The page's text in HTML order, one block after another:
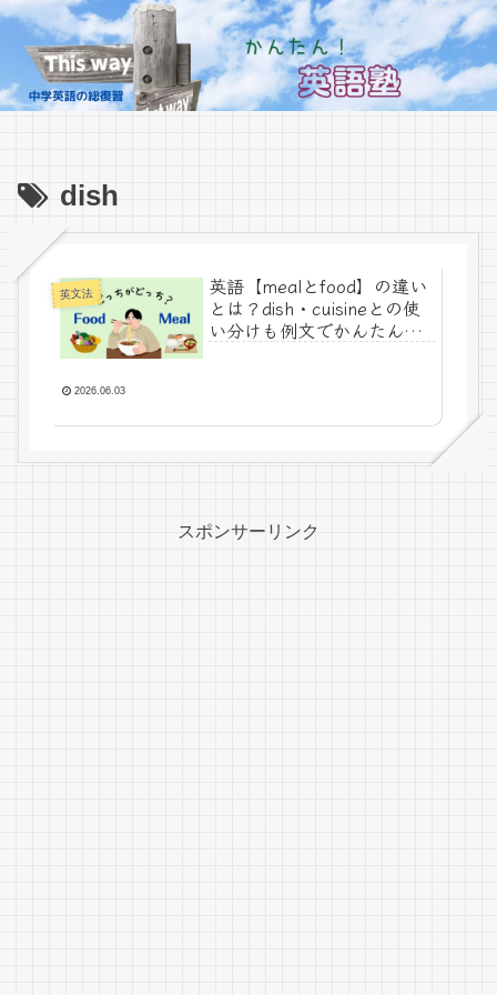
dish
英文法
英語【mealとfood】の違い
とは？dish・cuisineとの使
い分けも例文でかんたん解
2026.06.03
スポンサーリンク